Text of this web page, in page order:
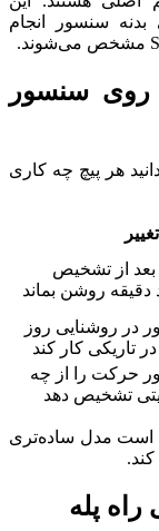
سنسور انجام
معنی TIME، LUX و SENS روی سنسور
هر پیچ چه کاری
از تشخیص
دقیقه روشن بماند
روشنایی روز
تاریکی کار کند
حرکت را از چه
تشخیص دهد
است مدل ساده‌تری